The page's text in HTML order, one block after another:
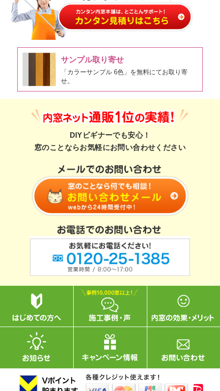
サンプル取り寄せ
「カラーサンプル 6色」を無料にてお取り寄
せ。
DIYビギナーでも安心！
窓のことならお気軽にお問い合わせください